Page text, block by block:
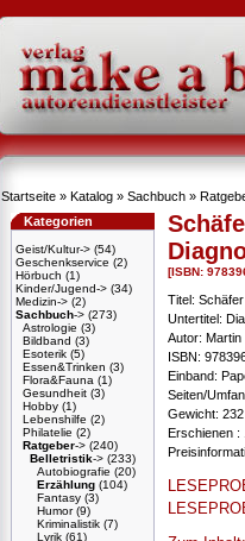
Startseite » Katalog » Sachbuch »
Kategorien
Geist/Kultur-> (54)
Geschenkservice (2)
Hörbuch (1)
Kinder/Jugend-> (34)
Medizin-> (2)
Sachbuch-> (273)
Astrologie (3)
Bildband (3)
Esoterik (5)
Essen&Trinken (3)
Flora&Fauna (1)
Gesundheit (3)
Hobby (1)
Lebenshilfe (2)
Philatelie (2)
Ratgeber-> (240)
Belletristik-> (233)
Autobiografie (20)
Erzählung (104)
Fantasy (3)
Humor(9)
Kriminalistik (7)
Lyrik (61)
[ISBN:
Titel:
Untertitel:
Autor: Martin
ISBN:
Einband:
Seiten/
Gewicht:
Erschienen :